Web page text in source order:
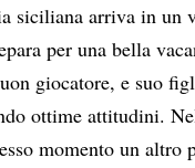
siciliana arriva in un
per una bella
giocatore, e suo
ottime attitudini.
momento un altro